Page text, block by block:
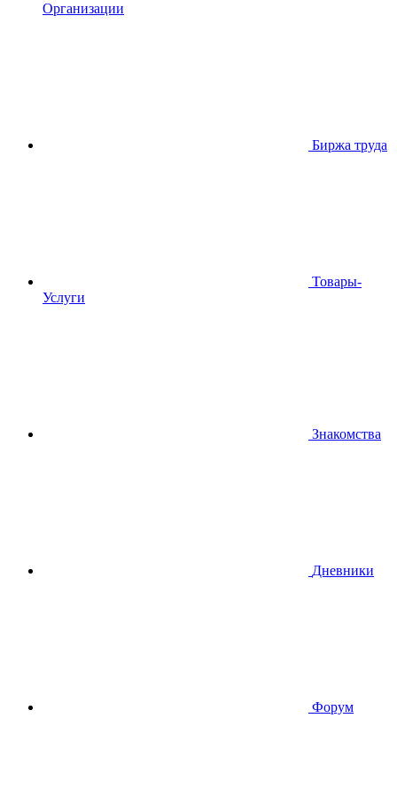
Организации
Биржа труда
Товары-
Услуги
Знакомства
Дневники
Форум